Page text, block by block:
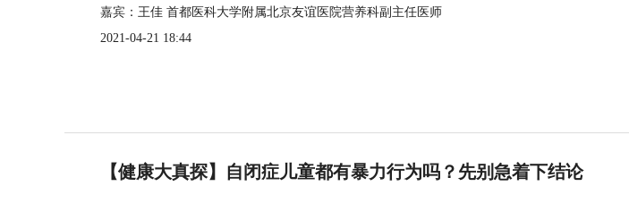
嘉宾：王佳 首都医科大学附属北京友谊医院营养科副主任医师
2021-04-21 18:44
【健康大真探】自闭症儿童都有暴力行为吗？先别急着下结论